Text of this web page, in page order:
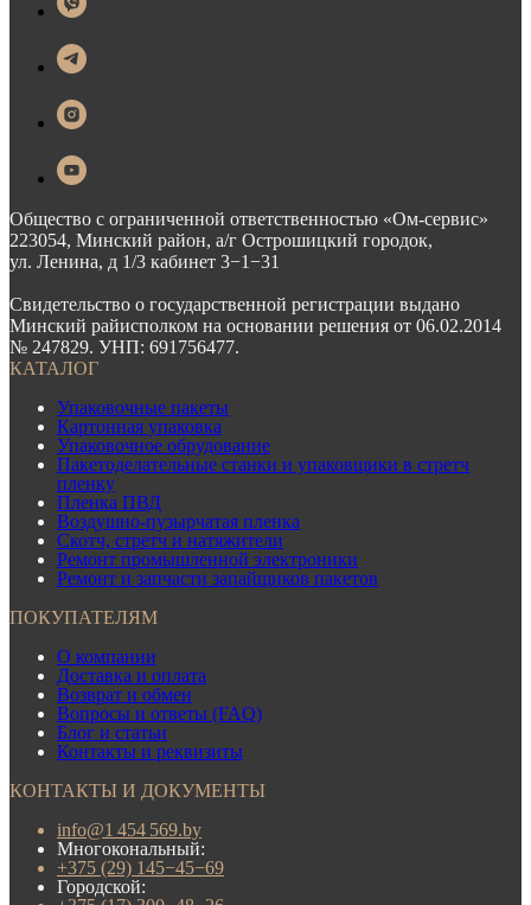
Общество с ограниченной ответственностью «Ом-сервис»
223054, Минский район, а/г Острошицкий городок,
ул. Ленина, д 1/3 кабинет 3−1−31
Свидетельство о государственной регистрации выдано
Минский райисполком на основании решения от 06.02.2014
№ 247829. УНП: 691756477.
КАТАЛОГ
Упаковочные пакеты
Картонная упаковка
Упаковочное обрудование
Пакетоделательные станки и упаковщики в стретч
пленку
Пленка ПВД
Воздушно-пузырчатая пленка
Скотч, стретч и натяжители
Ремонт промышленной электроники
Ремонт и запчасти запайщиков пакетов
ПОКУПАТЕЛЯМ
О компании
Доставка и оплата
Возврат и обмен
Вопросы и ответы (FAQ)
Блог и статьи
Контакты и реквизиты
КОНТАКТЫ И ДОКУМЕНТЫ
info@1 454 569.by
Многокональный:
+375 (29) 145−45−69
Городской: